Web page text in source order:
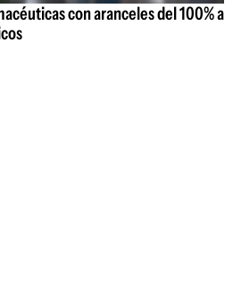
con aranceles del 100% a